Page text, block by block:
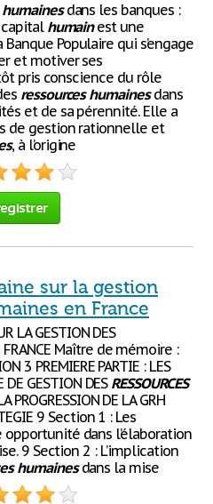
humainesdans les banques :
capital humainest une
Populaire qui s’engage
et motiver ses
pris conscience du rôle
ressources humainesdans
et de sa pérennité. Elle a
de gestion rationnelle et
, à l’origine
sur la gestion
en France
LA GESTION DES
Maître de mémoire :
3 PREMIERE PARTIE : LES
DE GESTION DES RESSOURCES
PROGRESSION DE LA GRH
9 Section 1 : Les
dans l’élaboration
9 Section 2 : L’implication
humainesdans la mise